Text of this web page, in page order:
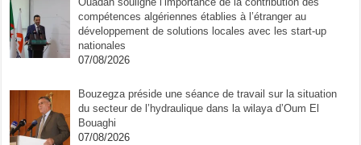
compétences algériennes établies à l’étranger au
développement de solutions locales avec les start-up
nationales
07/08/2026
Bouzegza préside une séance de travail sur la situation
du secteur de l’hydraulique dans la wilaya d’Oum El
Bouaghi
07/08/2026